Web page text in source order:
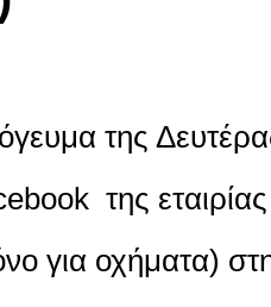
της
της εταιρίας
για οχήματα)